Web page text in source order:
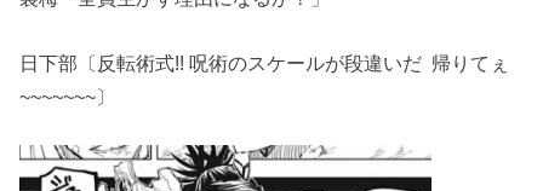
日下部〔反転術式!! 呪術のスケールが段違いだ 帰りてぇ
~~~~~~~〕